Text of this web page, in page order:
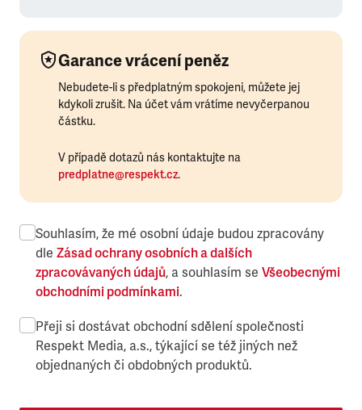
Garance vrácení peněz
Nebudete-li s předplatným spokojeni, můžete jej
kdykoli zrušit. Na účet vám vrátíme nevyčerpanou
částku.
V případě dotazů nás kontaktujte na
predplatne@respekt.cz.
Souhlasím, že mé osobní údaje budou zpracovány
dle Zásad ochrany osobních a dalších
zpracovávaných údajů, a souhlasím se Všeobecnými
obchodními podmínkami.
Přeji si dostávat obchodní sdělení společnosti
Respekt Media, a.s., týkající se též jiných než
objednaných či obdobných produktů.